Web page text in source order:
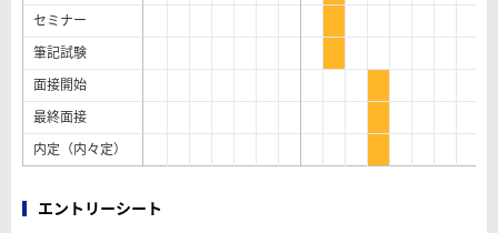
セミナー
筆記試験
面接開始
最終面接
内定（内々定）
エントリーシート